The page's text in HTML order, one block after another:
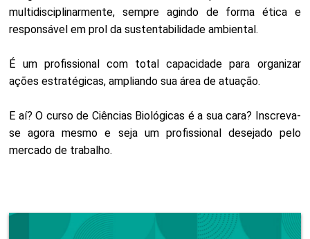
multidisciplinarmente, sempre agindo de forma ética e
responsável em prol da sustentabilidade ambiental.
É um profissional com total capacidade para organizar
ações estratégicas, ampliando sua área de atuação.
E aí? O curso de Ciências Biológicas é a sua cara? Inscreva-
se agora mesmo e seja um profissional desejado pelo
mercado de trabalho.